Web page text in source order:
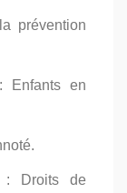
prévention
Enfants en
: Droits de